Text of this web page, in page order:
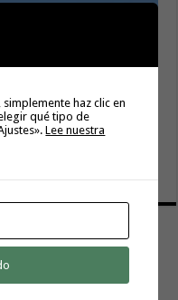
la instalación de 30
Cabezadas
haz clic en
qué tipo de
Lee nuestra